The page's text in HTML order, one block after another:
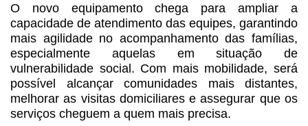
O novo equipamento chega para ampliar a
capacidade de atendimento das equipes, garantindo
mais agilidade no acompanhamento das famílias,
especialmente aquelas em situação de
vulnerabilidade social. Com mais mobilidade, será
possível alcançar comunidades mais distantes,
melhorar as visitas domiciliares e assegurar que os
serviços cheguem a quem mais precisa.